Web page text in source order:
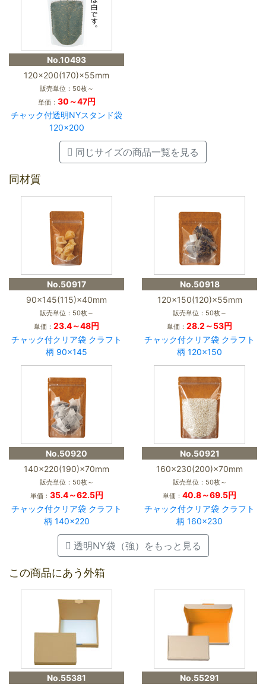
No.10493
120×200(170)×55mm
販売単位：50枚～
単価： 30～47円
チャック付透明NYスタンド袋
120×200
同じサイズの商品一覧を見る
同材質
No.50917
90×145(115)×40mm
販売単位：50枚～
単価： 23.4～48円
チャック付クリア袋 クラフト
柄 90×145
No.50918
120×150(120)×55mm
販売単位：50枚～
単価： 28.2～53円
チャック付クリア袋 クラフト
柄 120×150
No.50920
140×220(190)×70mm
販売単位：50枚～
単価： 35.4～62.5円
チャック付クリア袋 クラフト
柄 140×220
No.50921
160×230(200)×70mm
販売単位：50枚～
単価： 40.8～69.5円
チャック付クリア袋 クラフト
柄 160×230
透明NY袋（強）をもっと見る
この商品にあう外箱
No.55381
No.55291